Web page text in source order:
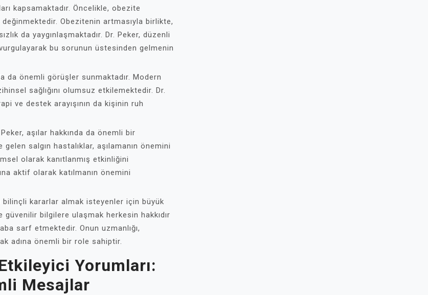
kapsamaktadır. Öncelikle, obezite
Obezitenin artmasıyla birlikte,
da yaygınlaşmaktadır. Dr. Peker, düzenli
bu sorunun üstesinden gelmenin
da önemli görüşler sunmaktadır. Modern
sağlığını olumsuz etkilemektedir. Dr.
ve destek arayışının da kişinin ruh
aşılar hakkında da önemli bir
salgın hastalıklar, aşılamanın önemini
olarak kanıtlanmış etkinliğini
aktif olarak katılmanın önemini
bilinçli kararlar almak isteyenler için büyük
bilgilere ulaşmak herkesin hakkıdır
sarf etmektedir. Onun uzmanlığı,
adına önemli bir role sahiptir.
Yorumları:
Mesajlar